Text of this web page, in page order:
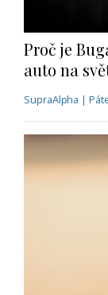
Proč je
auto na
SupraAlpha |